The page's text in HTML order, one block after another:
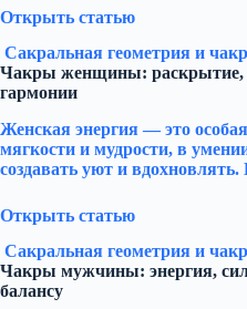
Открыть статью
Сакральная геометрия и
Чакры женщины: раскрытие,
гармонии
Женская энергия — это
мягкости и мудрости, в
создавать уют и вдохновлять.
Открыть статью
Сакральная геометрия и
Чакры мужчины: энергия,
балансу